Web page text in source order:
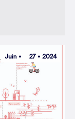
Juin 27 2024